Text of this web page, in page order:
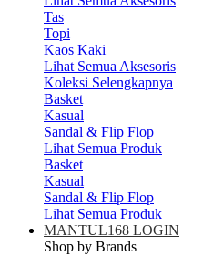
Tas
Topi
Kaos Kaki
Lihat Semua Aksesoris
Koleksi Selengkapnya
Basket
Kasual
Sandal & Flip Flop
Lihat Semua Produk
Basket
Kasual
Sandal & Flip Flop
Lihat Semua Produk
MANTUL168 LOGIN
Shop by Brands